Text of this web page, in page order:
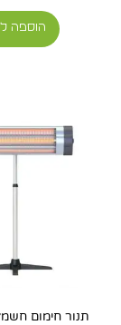
הוספה
תנור חימום